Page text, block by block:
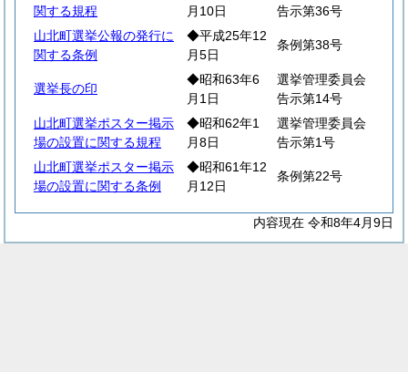
関する規程
月10日
告示第36号
山北町選挙公報の発行に
関する条例
◆平成25年12
月5日
条例第38号
選挙長の印
◆昭和63年6
月1日
選挙管理委員会
告示第14号
山北町選挙ポスター掲示
場の設置に関する規程
◆昭和62年1
月8日
選挙管理委員会
告示第1号
山北町選挙ポスター掲示
場の設置に関する条例
◆昭和61年12
月12日
条例第22号
内容現在 令和8年4月9日